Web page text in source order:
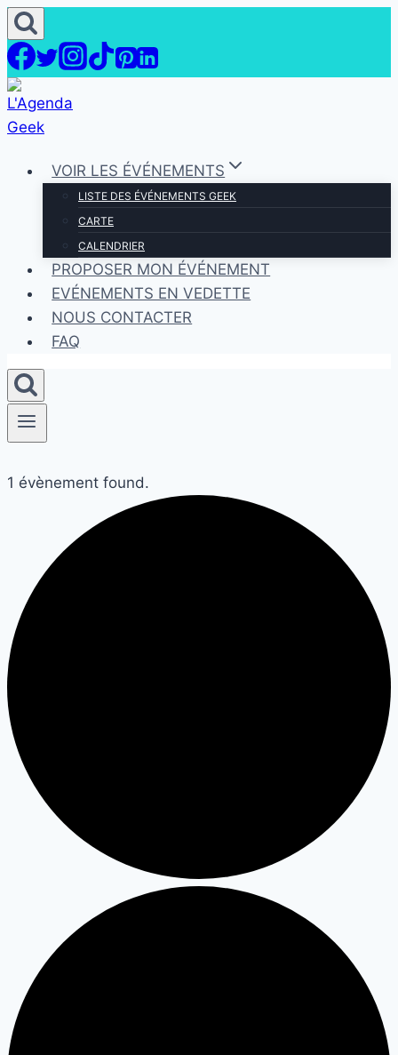
Aller
au
contenu
VOIR LES ÉVÉNEMENTS
LISTE DES ÉVÉNEMENTS GEEK
CARTE
CALENDRIER
PROPOSER MON ÉVÉNEMENT
EVÉNEMENTS EN VEDETTE
NOUS CONTACTER
FAQ
1 évènement found.